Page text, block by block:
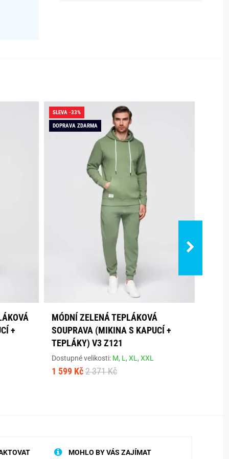
+
SLEVA -33%
DOPRAVA ZDARMA
MÓDNÍ ZELENÁ TEPLÁKOVÁ
SOUPRAVA (MIKINA S KAPUCÍ +
TEPLÁKY) V3 Z121
Dostupné velikosti: M, L,XL,XXL
1 599 Kč 2 371 Kč
MOHLO BY VÁS ZAJÍMAT